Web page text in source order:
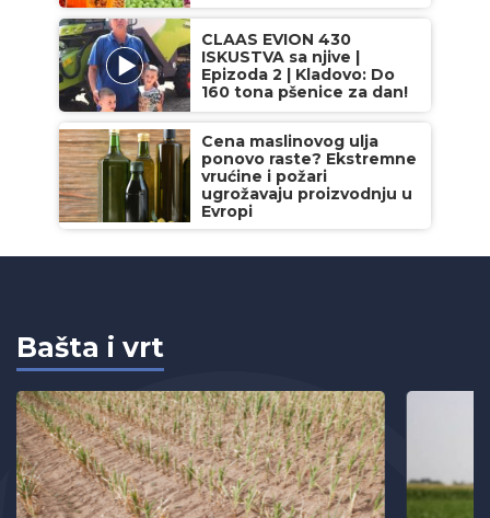
CLAAS EVION 430
ISKUSTVA sa njive |
Epizoda 2 | Kladovo: Do
160 tona pšenice za dan!
Cena maslinovog ulja
ponovo raste? Ekstremne
vrućine i požari
ugrožavaju proizvodnju u
Evropi
Bašta i vrt